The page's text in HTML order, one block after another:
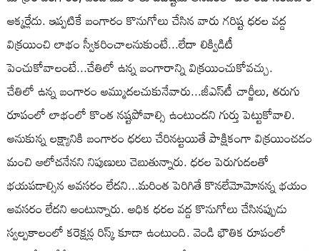
అక్కర్లేదు. ఇప్పటికే బంగారం కొనుగోలు చేసిన వారు గరిష్ట ధరల వద్ద
విక్రయించి లాభం స్వీకరించాలనుకుంటే...లేదా లిక్విడిటీ
పెంచుకోవాలంటే...చేతిలో ఉన్న బంగారాన్ని విక్రయించుకోవచ్చు.
చేతిలో ఉన్న బంగారం అమ్ముదలచుకునేవారు...జీఎస్‌టీ చార్జీలు, తరుగు
రూపంలో లాభంలో కొంత నష్టపోవాల్సి ఉంటుందని గుర్తు పెట్టుకోవాలి.
అనుకున్న లక్ష్యానికి బంగారం ధరలు చేరినట్టయితే పాక్షికంగా విక్రయించడం
మంచి ఆలోచనేనని నిపుణులు చెబుతున్నారు. ధరల పెరుగుదలతో
భయపడాల్సిన అవసరం లేదని...మరింత పెరిగితే కొనలేమోమోనన్న భయం
అవసరం లేదని అంటున్నారు. అధిక ధరల వద్ద కొనుగోలు చేసినప్పుడు
స్వల్పకాలంలో కరెక్షన్ల రిస్క్‌ కూడా ఉంటుంది. వెండి భౌతిక రూపంలో